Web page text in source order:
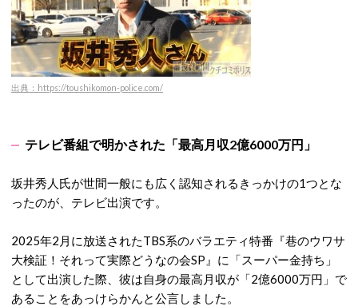
出典：https://toushikomon-police.com/
テレビ番組で明かされた「最高月収2億6000万円」
坂井秀人氏が世間一般にも広く認知されるきっかけの1つとな
ったのが、テレビ出演です。
2025年2月に放送されたTBS系のバラエティ特番『巷のウワサ
大検証！それって実際どうなの会SP』に「スーパー金持ち」
として出演した際、彼は自身の最高月収が「2億6000万円」で
あることをあっけらかんと公言しました 。